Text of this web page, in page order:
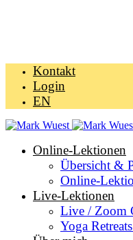
Kontakt
Login
EN
Online-Lektionen
Übersicht &
Online-
Live-Lektionen
Live / Zoom
Yoga